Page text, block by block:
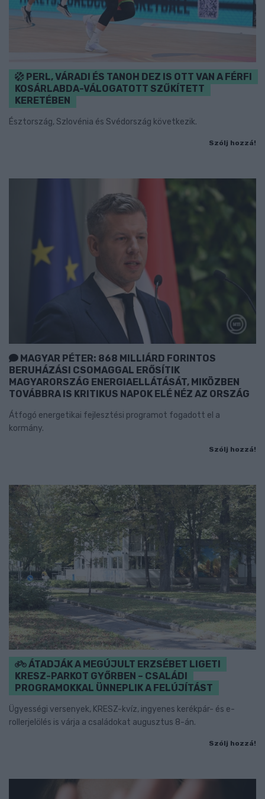
PERL, VÁRADI ÉS TANOH DEZ IS OTT VAN A FÉRFI
KOSÁRLABDA-VÁLOGATOTT SZŰKÍTETT
KERETÉBEN
Észtország, Szlovénia és Svédország következik.
Szólj hozzá!
MAGYAR PÉTER: 868 MILLIÁRD FORINTOS
BERUHÁZÁSI CSOMAGGAL ERŐSÍTIK
MAGYARORSZÁG ENERGIAELLÁTÁSÁT, MIKÖZBEN
TOVÁBBRA IS KRITIKUS NAPOK ELÉ NÉZ AZ ORSZÁG
Átfogó energetikai fejlesztési programot fogadott el a
kormány.
Szólj hozzá!
ÁTADJÁK A MEGÚJULT ERZSÉBET LIGETI
KRESZ-PARKOT GYŐRBEN – CSALÁDI
PROGRAMOKKAL ÜNNEPLIK A FELÚJÍTÁST
Ügyességi versenyek, KRESZ-kvíz, ingyenes kerékpár- és e-
rollerjelölés is várja a családokat augusztus 8-án.
Szólj hozzá!